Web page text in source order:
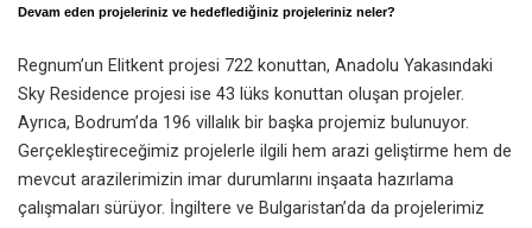
Devam eden projeleriniz ve hedeflediğiniz projeleriniz neler?
Regnum’un Elitkent projesi 722 konuttan, Anadolu Yakasındaki
Sky Residence projesi ise 43 lüks konuttan oluşan projeler.
Ayrıca, Bodrum’da 196 villalık bir başka projemiz bulunuyor.
Gerçekleştireceğimiz projelerle ilgili hem arazi geliştirme hem de
mevcut arazilerimizin imar durumlarını inşaata hazırlama
çalışmaları sürüyor. İngiltere ve Bulgaristan’da da projelerimiz